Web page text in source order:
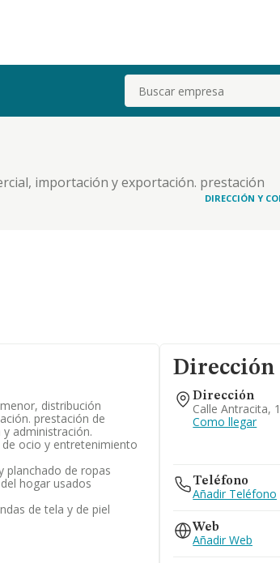
Buscar
importación y exportación. prestación
educativos, sanitarios, de ocio yDIRECCIÓN Y
distribución
prestación de
administración.
ocio y entretenimiento
planchado de ropas
hogar usados
de tela y de piel
Dirección
Dirección
Calle Antracita,
Como llegar
Teléfono
Añadir Teléfono
Web
Añadir Web